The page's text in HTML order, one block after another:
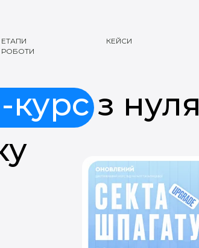
курсз нуля
КЕЙСИ
ЕТАПИ
РОБОТИ